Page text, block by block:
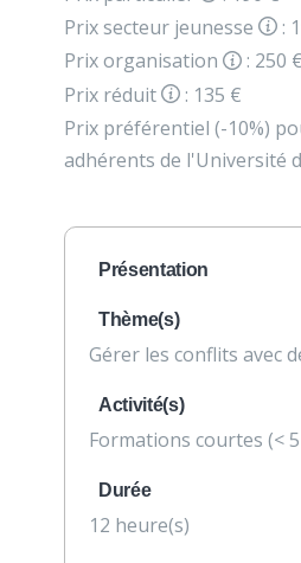
Prix secteur jeunesse
:
Prix organisation
: 250 €
Prix réduit
: 135 €
Prix préférentiel (-10%)
adhérents de l'Université
Présentation
Thème(s)
Gérer les conflits avec
Activité(s)
Formations courtes (<
Durée
12 heure(s)